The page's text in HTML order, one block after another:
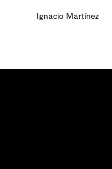
Ignacio Martínez